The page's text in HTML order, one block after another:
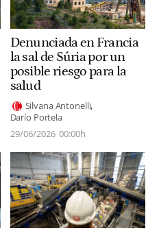
Denunciada en Francia
la sal de Súria por un
posible riesgo para la
salud
Silvana Antonelli
Darío Portela
29/06/2026 00:00h